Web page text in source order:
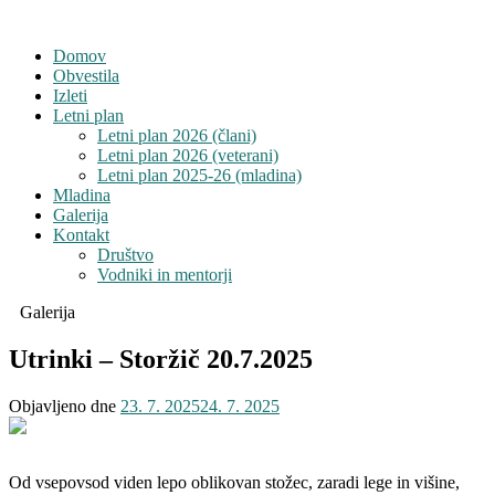
Domov
Obvestila
Izleti
Letni plan
Letni plan 2026 (člani)
Letni plan 2026 (veterani)
Letni plan 2025-26 (mladina)
Mladina
Galerija
Kontakt
Društvo
Vodniki in mentorji
Galerija
Utrinki – Storžič 20.7.2025
Objavljeno dne 23. 7. 202524. 7. 2025
Od vsepovsod viden lepo oblikovan stožec, zaradi lege in višine,